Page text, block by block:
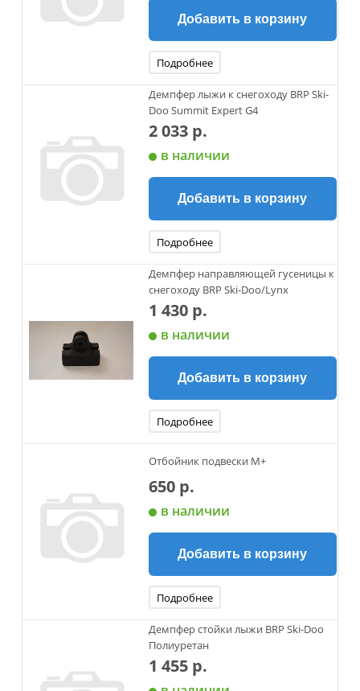
Добавить в корзину
Подробнее
Демпфер лыжи к снегоходу BRP Ski-
Doo Summit Expert G4
2 033 р.
в наличии
Добавить в корзину
Подробнее
Демпфер направляющей гусеницы к
снегоходу BRP Ski-Doo/Lynx
1 430 р.
в наличии
Добавить в корзину
Подробнее
Отбойник подвески М+
650 р.
в наличии
Добавить в корзину
Подробнее
Демпфер стойки лыжи BRP Ski-Doo
Полиуретан
1 455 р.